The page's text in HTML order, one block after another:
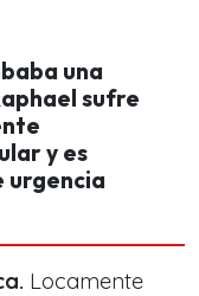
una
sufre
y es
urgencia
Locamente